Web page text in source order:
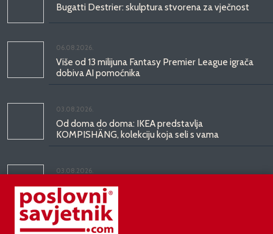
Bugatti Destrier: skulptura stvorena za vječnost
06.08.2026.
Više od 13 milijuna Fantasy Premier League igrača
dobiva AI pomoćnika
03.08.2026.
Od doma do doma: IKEA predstavlja
KOMPISHÄNG, kolekciju koja seli s vama
03.08.2026.
Kineski BYD predstavio luksuznu limuzinu veću od
Mercedesove S-klase, obećava domet do 1.000
kilometara